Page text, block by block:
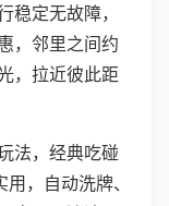
稳定无故障，
，邻里之间约
，拉近彼此距
法，经典吃碰
，自动洗牌、